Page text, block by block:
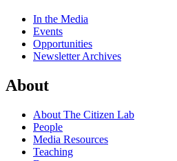
In the Media
Events
Opportunities
Newsletter Archives
About
About The Citizen Lab
People
Media Resources
Teaching